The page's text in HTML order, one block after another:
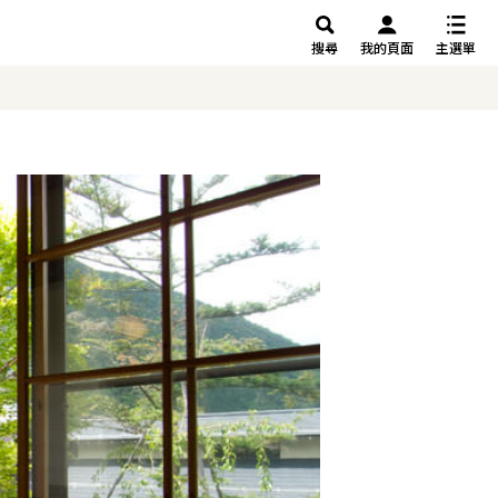
搜尋 我的頁面 主選單